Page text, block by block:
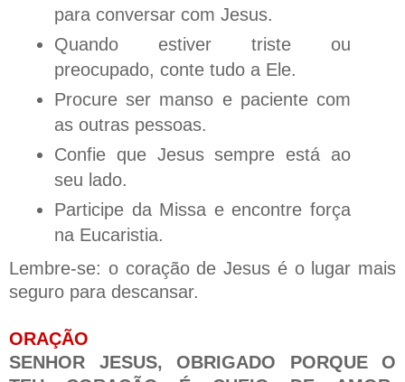
para conversar com Jesus.
Quando estiver triste ou
preocupado, conte tudo a Ele.
Procure ser manso e paciente com
as outras pessoas.
Confie que Jesus sempre está ao
seu lado.
Participe da Missa e encontre força
na Eucaristia.
Lembre-se: o coração de Jesus é o lugar mais
seguro para descansar.
ORAÇÃO
SENHOR JESUS, OBRIGADO PORQUE O